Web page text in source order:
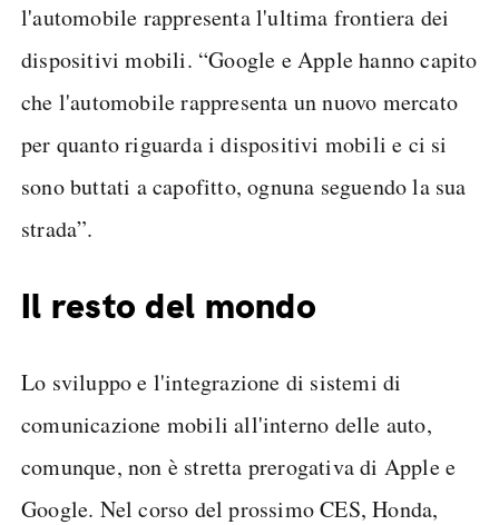
l'automobile rappresenta l'ultima frontiera dei
dispositivi mobili. “Google e Apple hanno capito
che l'automobile rappresenta un nuovo mercato
per quanto riguarda i dispositivi mobili e ci si
sono buttati a capofitto, ognuna seguendo la sua
strada”.
Il resto del mondo
Lo sviluppo e l'integrazione di sistemi di
comunicazione mobili all'interno delle auto,
comunque, non è stretta prerogativa di Apple e
Google. Nel corso del prossimo CES, Honda,